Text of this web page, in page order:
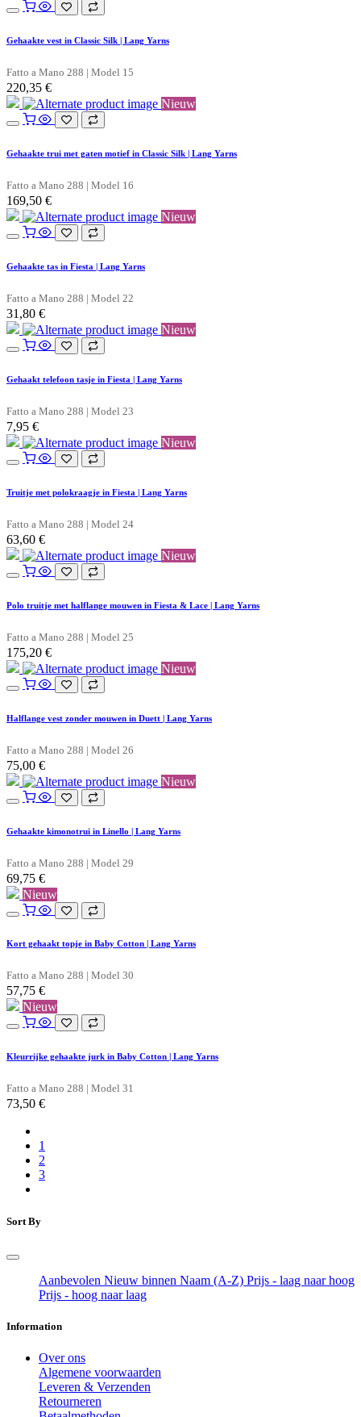
Gehaakte vest in Classic Silk | Lang Yarns
Fatto a Mano 288 | Model 15
220,35 €
Nieuw
Gehaakte trui met gaten motief in Classic Silk | Lang Yarns
Fatto a Mano 288 | Model 16
169,50 €
Nieuw
Gehaakte tas in Fiesta | Lang Yarns
Fatto a Mano 288 | Model 22
31,80 €
Nieuw
Gehaakt telefoon tasje in Fiesta | Lang Yarns
Fatto a Mano 288 | Model 23
7,95 €
Nieuw
Truitje met polokraagje in Fiesta | Lang Yarns
Fatto a Mano 288 | Model 24
63,60 €
Nieuw
Polo truitje met halflange mouwen in Fiesta & Lace | Lang Yarns
Fatto a Mano 288 | Model 25
175,20 €
Nieuw
Halflange vest zonder mouwen in Duett | Lang Yarns
Fatto a Mano 288 | Model 26
75,00 €
Nieuw
Gehaakte kimonotrui in Linello | Lang Yarns
Fatto a Mano 288 | Model 29
69,75 €
Nieuw
Kort gehaakt topje in Baby Cotton | Lang Yarns
Fatto a Mano 288 | Model 30
57,75 €
Nieuw
Kleurrijke gehaakte jurk in Baby Cotton | Lang Yarns
Fatto a Mano 288 | Model 31
73,50 €
1
2
3
Sort By
Aanbevolen Nieuw binnen Naam (A-Z) Prijs - laag naar hoog
Prijs - hoog naar laag
Information
Over ons
Algemene voorwaarden
Leveren & Verzenden
Retourneren